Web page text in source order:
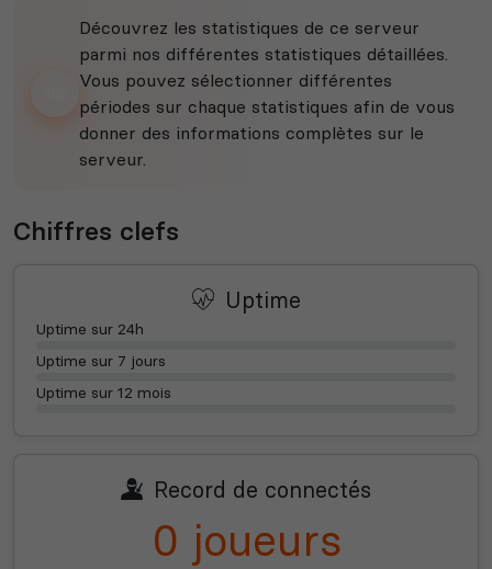
Découvrez les statistiques de ce serveur
parmi nos différentes statistiques détaillées.
Vous pouvez sélectionner différentes
périodes sur chaque statistiques afin de vous
donner des informations complètes sur le
serveur.
Chiffres clefs
Uptime
Uptime sur 24h
Uptime sur 7 jours
Uptime sur 12 mois
Record de connectés
0 joueurs